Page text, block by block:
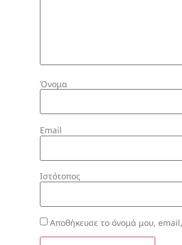
Όνομα
Email
Ιστότοπος
Αποθήκευσε το όνομά μου,